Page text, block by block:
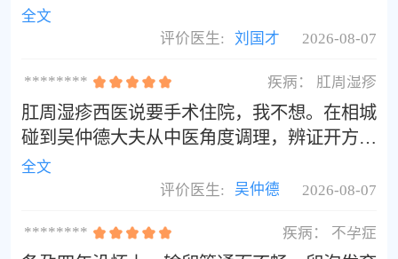
他开的方子见效真快，三剂药下去血量就少
了，一周彻底干净了。
全文
评价医生:
刘国才 2026-08-07
******** 疾病： 肛周湿疹
肛周湿疹西医说要手术住院，我不想。在相城
碰到吴仲德大夫从中医角度调理，辨证开方治
了近三个月，病灶缩小很多基本痊愈了，大大
减轻了痛苦。吴大夫是真正的好大夫！
全文
评价医生:
吴仲德 2026-08-07
******** 疾病： 不孕症